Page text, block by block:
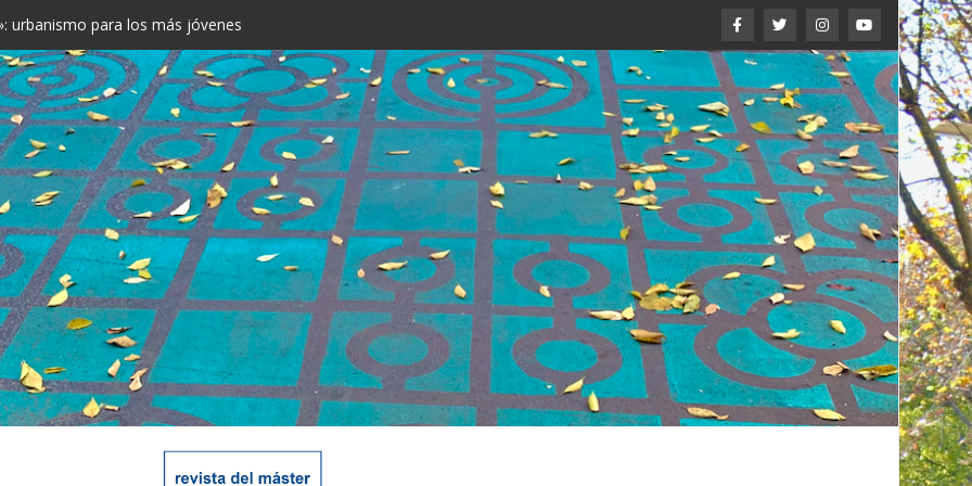
más espacio para los peatones
Antoni: opiniones contrastadas
“Las ciudades son inconscientemente discriminatorias”
el verde toma las calles
urbanismo para los más jóvenes